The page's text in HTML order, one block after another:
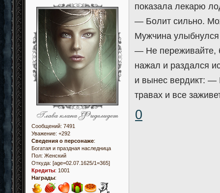
Сообщений: 7491
Уважение: +292
Сведения о персонаже:
Богатая и праздная наследница
Пол: Женский
Откуда: [age=02.07.1625/1=365]
Кредиты: 1001
Награды:
показала лекарю
— Болит сильно.
Мужчина улыбнулся
— Не переживайте,
нажал и раздался
и вынес вердикт: —
травах и все
0